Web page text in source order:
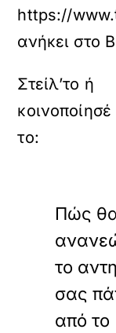
https://
ανήκει στο
Πώς
το
σας
από το